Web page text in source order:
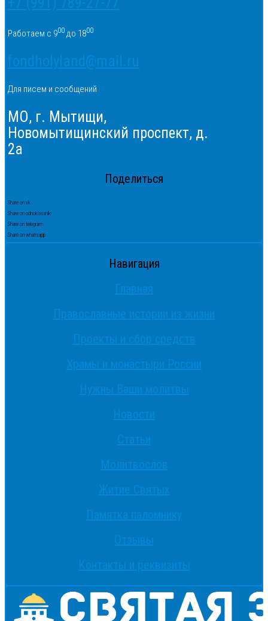
Работаем с 900 до 1800
fondholyland@mail.ru
Для писем и сообщений
МО, г. Мытищи,
Новомытищинский проспект, д.
2а
Поделиться
Share on vk
Share on odnoklassniki
Share on telegram
Share on whatsapp
Навигация
Главная
Православные истории из жизни
Проекты и сбор средств
Храмы и монастыри России
Нужны Ваши молитвы
Новости
Статьи
Молитвослов
Житие Святых
Памятка паломнику
Отзывы
Контакты и реквизиты